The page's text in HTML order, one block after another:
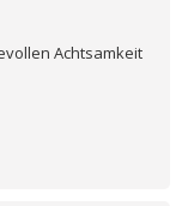
Achtsamkeit